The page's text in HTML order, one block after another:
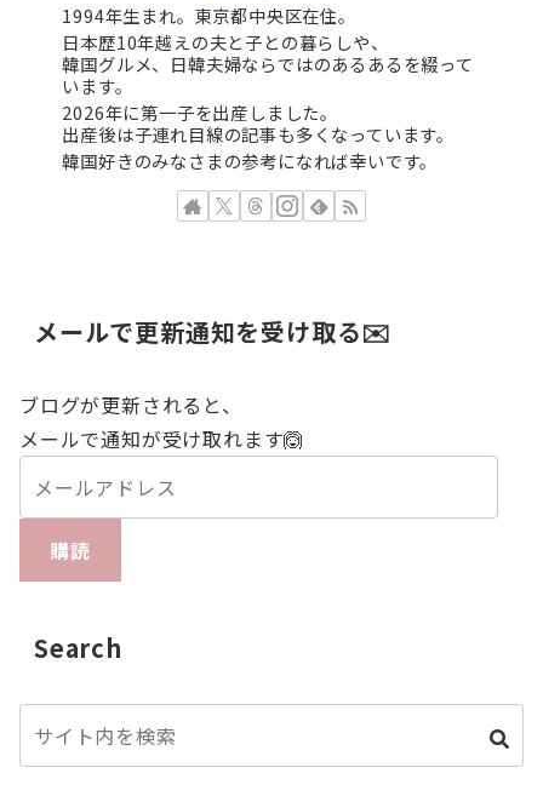
1994年生まれ。東京都中央区在住。
日本歴10年越えの夫と子との暮らしや、
韓国グルメ、日韓夫婦ならではのあるあるを綴って
います。
2026年に第一子を出産しました。
出産後は子連れ目線の記事も多くなっています。
韓国好きのみなさまの参考になれば幸いです。
メールで更新通知を受け取る✉️
ブログが更新されると、
メールで通知が受け取れます🙆
購読
Search